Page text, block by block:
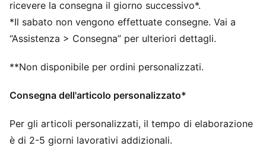
ricevere la consegna il giorno successivo*.
*Il sabato non vengono effettuate consegne. Vai a
“Assistenza > Consegna” per ulteriori dettagli.
**Non disponibile per ordini personalizzati.
Consegna dell'articolo personalizzato*
Per gli articoli personalizzati, il tempo di elaborazione
è di 2-5 giorni lavorativi addizionali.